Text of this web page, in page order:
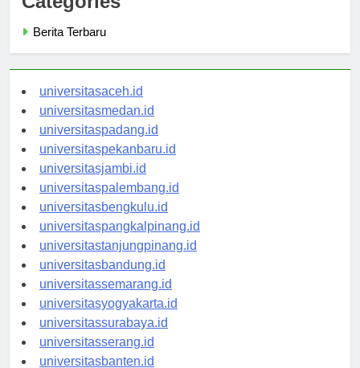
Categories
universitasaceh.id
universitasmedan.id
universitaspadang.id
universitaspekanbaru.id
universitasjambi.id
universitaspalembang.id
universitasbengkulu.id
universitaspangkalpinang.id
universitastanjungpinang.id
universitasbandung.id
universitassemarang.id
universitasyogyakarta.id
universitassurabaya.id
universitasserang.id